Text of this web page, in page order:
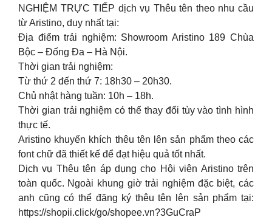
NGHIỆM TRỰC TIẾP dịch vụ Thêu tên theo nhu cầu
từ Aristino, duy nhất tại:
Địa điểm trải nghiệm: Showroom Aristino 189 Chùa
Bộc – Đống Đa – Hà Nội.
Thời gian trải nghiệm:
Từ thứ 2 đến thứ 7: 18h30 – 20h30.
Chủ nhật hàng tuần: 10h – 18h.
Thời gian trải nghiệm có thể thay đổi tùy vào tình hình
thực tế.
Aristino khuyến khích thêu tên lên sản phẩm theo các
font chữ đã thiết kế để đạt hiệu quả tốt nhất.
Dịch vụ Thêu tên áp dụng cho Hội viên Aristino trên
toàn quốc. Ngoài khung giờ trải nghiệm đặc biệt, các
anh cũng có thể đăng ký thêu tên lên sản phẩm tại:
https://shopii.click/go/shopee.vn?3GuCraP